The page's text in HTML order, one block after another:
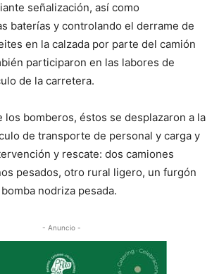
señalización, así como
baterías y controlando el derrame de
en la calzada por parte del camión
participaron en las labores de
de la carretera.
los bomberos, éstos se desplazaron a la
de transporte de personal y carga y
y rescate: dos camiones
pesados, otro rural ligero, un furgón
nodriza pesada.
- Anuncio -